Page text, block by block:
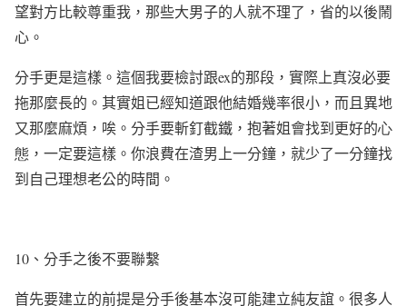
望對方比較尊重我，那些大男子的人就不理了，省的以後鬧
心。
分手更是這樣。這個我要檢討跟ex的那段，實際上真沒必要
拖那麼長的。其實姐已經知道跟他結婚幾率很小，而且異地
又那麼麻煩，唉。分手要斬釘截鐵，抱著姐會找到更好的心
態 ，一定要這樣。你浪費在渣男上一分鐘，就少了一分鐘找
到自己理想老公的時間。
10 、分手之後不要聯繫
首先要建立的前提是分手後基本沒可能建立純友誼。很多人